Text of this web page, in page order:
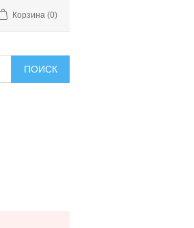
Корзина (0)
ПОИСК